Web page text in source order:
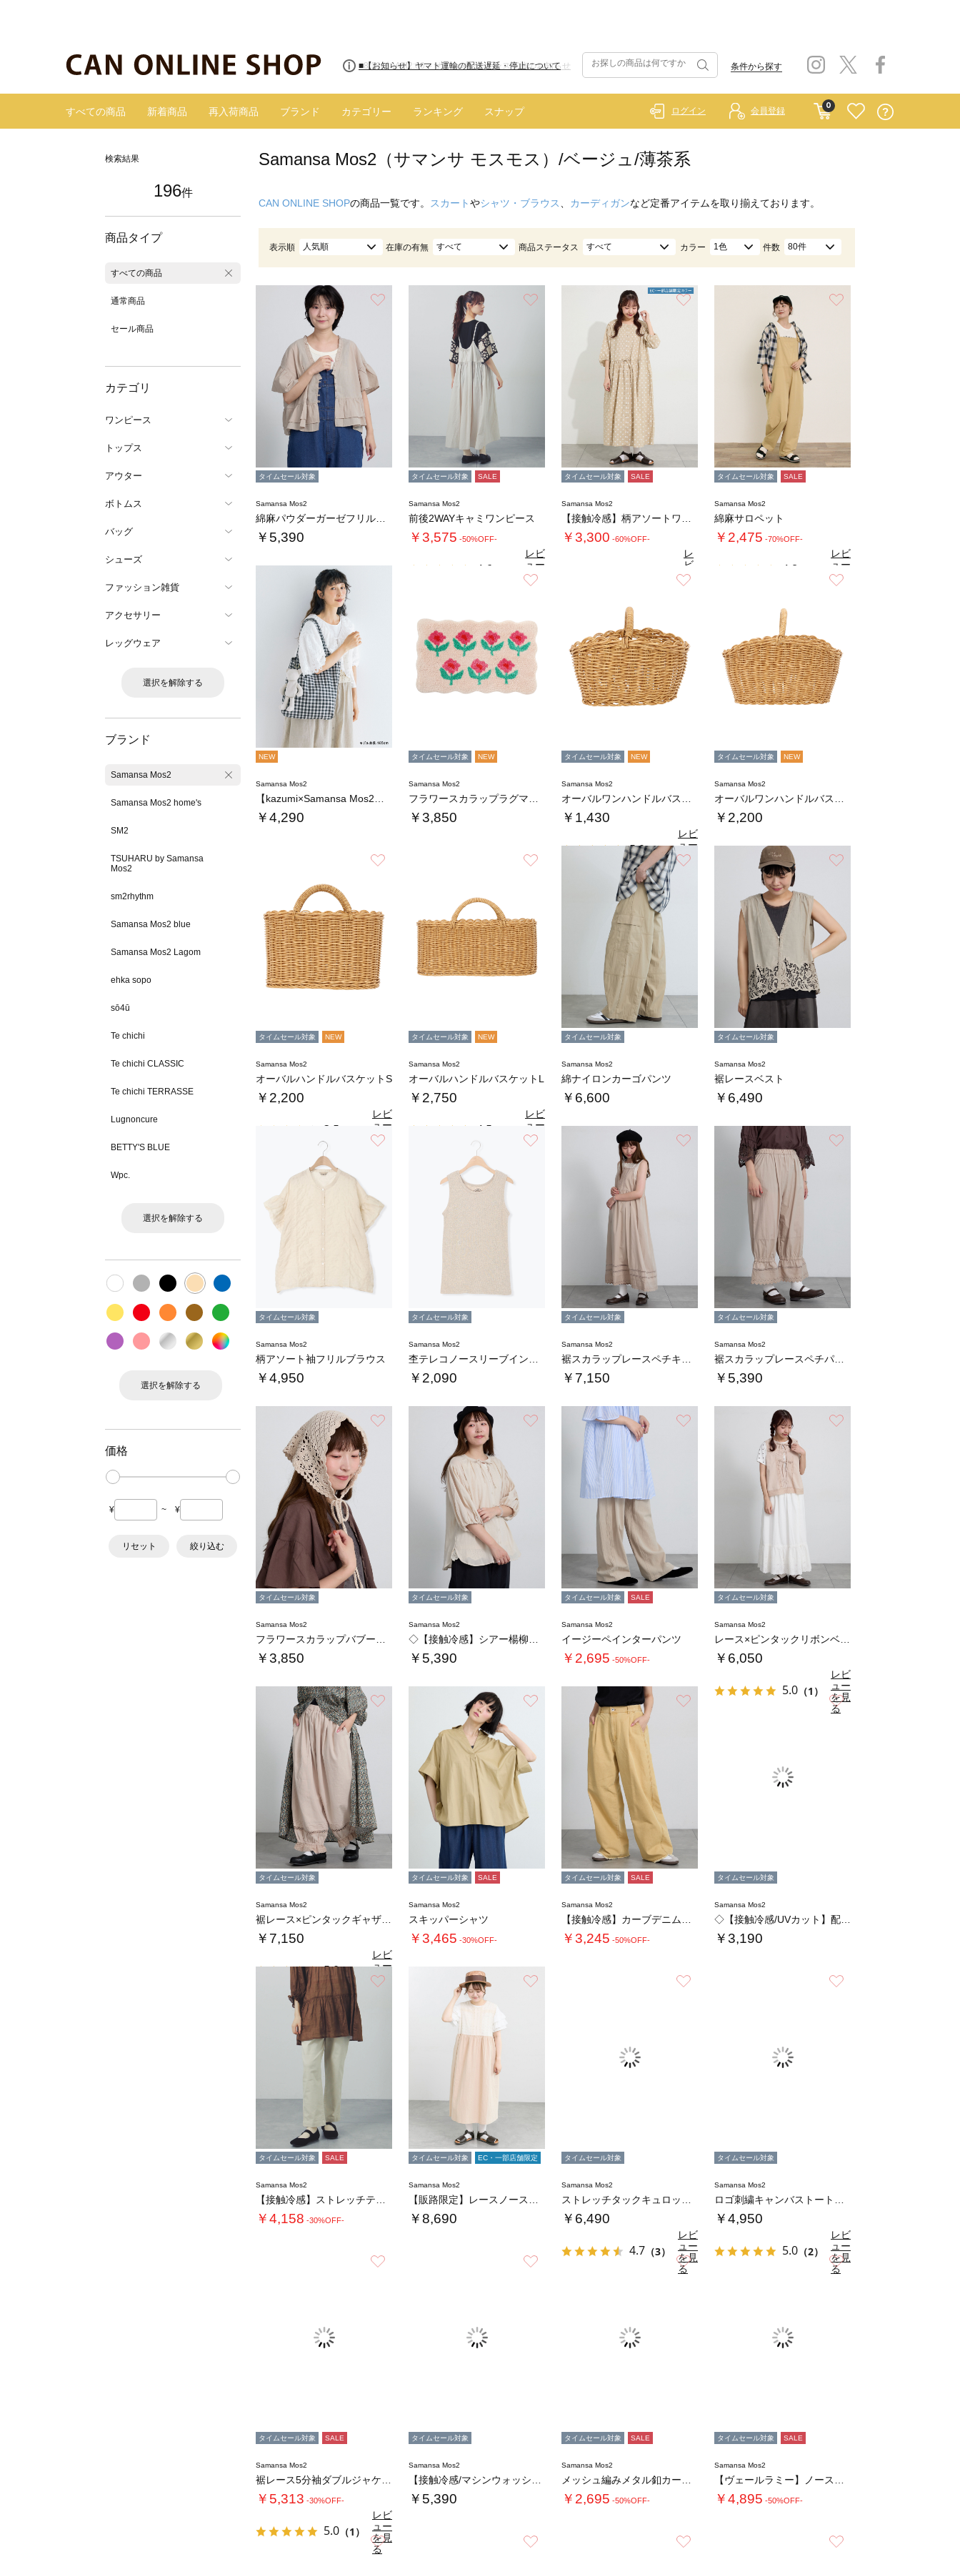
■【お知らせ】ヤマト運輸の配送遅延・停止について 条件から探す
すべての商品 新着商品 再入荷商品 ブランド カテゴリー ランキング スナップ
0
ログイン 会員登録
検索結果
196件
商品タイプ
すべての商品
通常商品
セール商品
カテゴリ
ワンピース
トップス
アウター
ボトムス
バッグ
シューズ
ファッション雑貨
アクセサリー
レッグウェア
選択を解除する
ブランド
Samansa Mos2
Samansa Mos2 home's
SM2
TSUHARU by Samansa
Mos2
sm2rhythm
Samansa Mos2 blue
Samansa Mos2 Lagom
ehka sopo
sō4ū
Te chichi
Te chichi CLASSIC
Te chichi TERRASSE
Lugnoncure
BETTY'S BLUE
Wpc.
選択を解除する
選択を解除する
価格
¥ ~ ¥
リセット 絞り込む
Samansa Mos2（サマンサ モスモス）/ベージュ/薄茶系
CAN ONLINE SHOPの商品一覧です。 スカートやシャツ・ブラウス カーディガンなど定番アイテムを取り揃えております。
表示順 人気順 在庫の有無 すべて 商品ステータス すべて カラー 1色 件数 80件
タイムセール対象
Samansa Mos2
￥5,390
タイムセール対象 SALE
Samansa Mos2
前後2WAYキャミワンピース
￥3,575 -50%OFF-
4.6
レビ
ュー
を見
る
お気に入り
タイムセール対象 SALE
Samansa Mos2
￥3,300 -60%OFF-
レ
ビ
ュ
ー
タイムセール対象 SALE
Samansa Mos2
綿麻サロペット
￥2,475 -70%OFF-
4.8
レビ
ュー
を見
る
NEW
Samansa Mos2
￥4,290
タイムセール対象 NEW
Samansa Mos2
￥3,850
タイムセール対象 NEW
Samansa Mos2
￥1,430
5.0（1）
レビ
ュー
を見
る
タイムセール対象 NEW
Samansa Mos2
￥2,200
タイムセール対象 NEW
Samansa Mos2
オーバルハンドルバスケットS
￥2,200
3.5
レビ
ュー
を見
る
タイムセール対象 NEW
Samansa Mos2
オーバルハンドルバスケットL
￥2,750
4.5
レビ
ュー
を見
る
タイムセール対象
Samansa Mos2
綿ナイロンカーゴパンツ
￥6,600
タイムセール対象
Samansa Mos2
裾レースベスト
￥6,490
タイムセール対象
Samansa Mos2
柄アソート袖フリルブラウス
￥4,950
タイムセール対象
Samansa Mos2
￥2,090
タイムセール対象
Samansa Mos2
￥7,150
タイムセール対象
Samansa Mos2
￥5,390
タイムセール対象
Samansa Mos2
￥3,850
タイムセール対象
Samansa Mos2
￥5,390
タイムセール対象 SALE
Samansa Mos2
イージーペインターパンツ
￥2,695 -50%OFF-
タイムセール対象
Samansa Mos2
￥6,050
5.0 （1）
レビ
ュー
を見
る
タイムセール対象
Samansa Mos2
￥7,150
5.0（1）
レビ
ュー
を見
る
タイムセール対象 SALE
Samansa Mos2
スキッパーシャツ
￥3,465 -30%OFF-
お気に入り
タイムセール対象 SALE
Samansa Mos2
￥3,245 -50%OFF-
お気に入り
タイムセール対象
Samansa Mos2
￥3,190
タイムセール対象 SALE
Samansa Mos2
￥4,158 -30%OFF-
タイムセール対象 EC・一部店舗限定
Samansa Mos2
￥8,690
タイムセール対象
Samansa Mos2
￥6,490
4.7 （3）
レビ
ュー
を見
る
タイムセール対象
Samansa Mos2
￥4,950
5.0 （2）
レビ
ュー
を見
る
タイムセール対象 SALE
Samansa Mos2
￥5,313 -30%OFF-
5.0 （1）
レビ
ュー
を見
る
お気に入り
タイムセール対象
Samansa Mos2
￥5,390
お気に入り
タイムセール対象 SALE
Samansa Mos2
￥2,695 -50%OFF-
お気に入り
タイムセール対象 SALE
Samansa Mos2
￥4,895 -50%OFF-
お気に入り